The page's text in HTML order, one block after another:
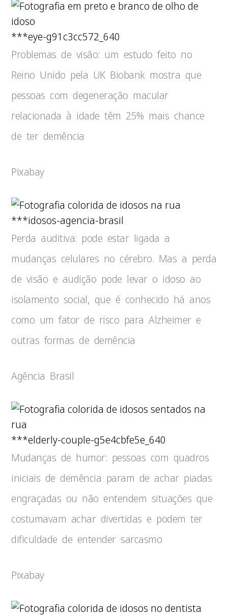
***eye-g91c3cc572_640
Problemas de visão: um estudo feito no
Reino Unido pela UK Biobank mostra que
pessoas com degeneração macular
relacionada à idade têm 25% mais chance
de ter demência
Pixabay
***idosos-agencia-brasil
Perda auditiva: pode estar ligada a
mudanças celulares no cérebro. Mas a perda
de visão e audição pode levar o idoso ao
isolamento social, que é conhecido há anos
como um fator de risco para Alzheimer e
outras formas de demência
Agência Brasil
***elderly-couple-g5e4cbfe5e_640
Mudanças de humor: pessoas com quadros
iniciais de demência param de achar piadas
engraçadas ou não entendem situações que
costumavam achar divertidas e podem ter
dificuldade de entender sarcasmo
Pixabay